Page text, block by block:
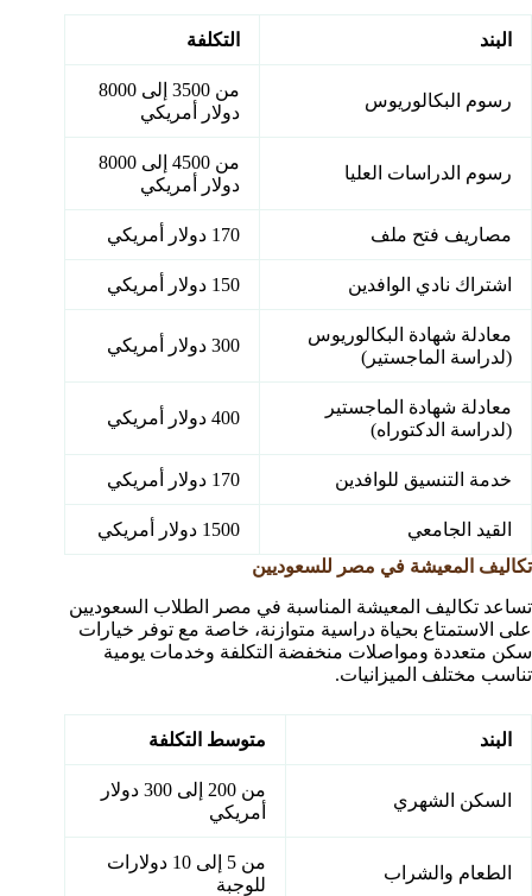
البند التكلفة
رسوم البكالوريوس
من 3500 إلى 8000
دولار أمريكي
رسوم الدراسات العليا
من 4500 إلى 8000
دولار أمريكي
مصاريف فتح ملف 170 دولار أمريكي
اشتراك نادي الوافدين 150 دولار أمريكي
معادلة شهادة البكالوريوس
(لدراسة الماجستير)
300 دولار أمريكي
معادلة شهادة الماجستير
(لدراسة الدكتوراه)
400 دولار أمريكي
خدمة التنسيق للوافدين 170 دولار أمريكي
القيد الجامعي
1500 دولار أمريكي
تكاليف المعيشة في مصر للسعوديين
تساعد تكاليف المعيشة المناسبة في مصر الطلاب السعوديين
على الاستمتاع بحياة دراسية متوازنة، خاصة مع توفر خيارات
سكن متعددة ومواصلات منخفضة التكلفة وخدمات يومية
تناسب مختلف الميزانيات.
البند متوسط التكلفة
السكن الشهري
من 200 إلى 300 دولار
أمريكي
الطعام والشراب
من 5 إلى 10 دولارات
للوجبة